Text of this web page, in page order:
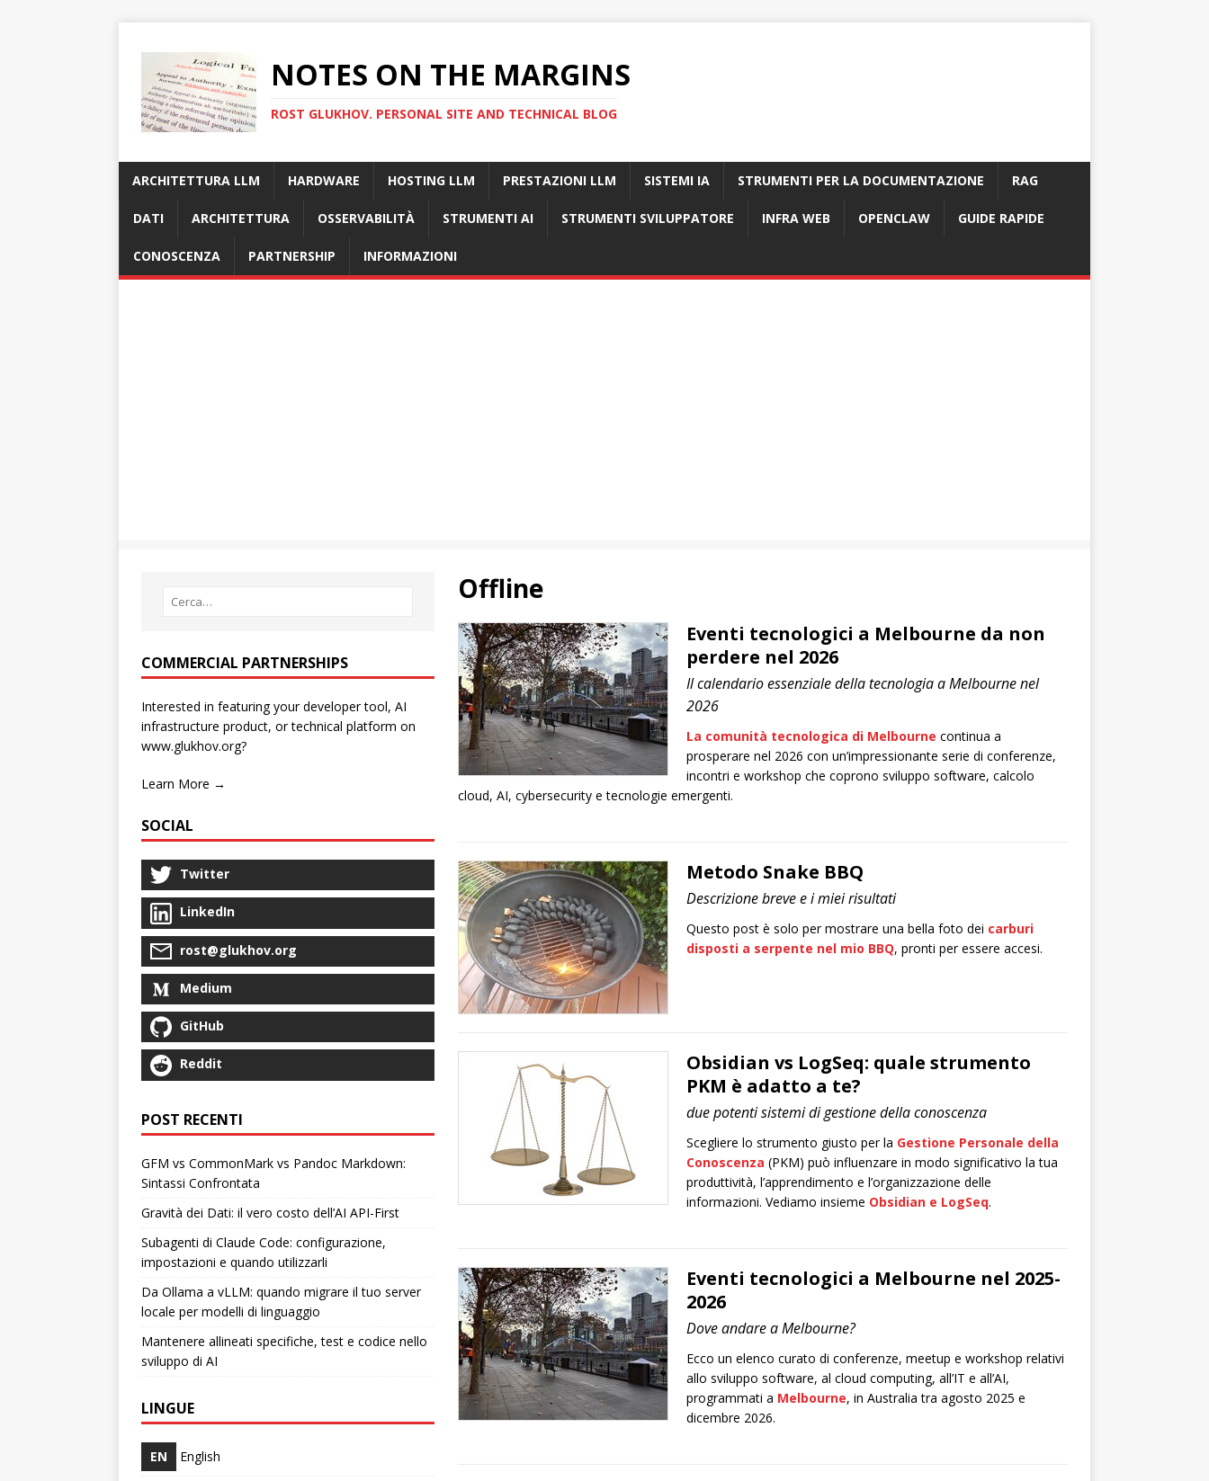
NOTES ON THE MARGINS
ROST GLUKHOV. PERSONAL SITE AND TECHNICAL BLOG
ARCHITETTURA LLM HARDWARE HOSTING LLM PRESTAZIONI LLM SISTEMI IA STRUMENTI PER LA DOCUMENTAZIONE RAG
DATI ARCHITETTURA OSSERVABILITÀ STRUMENTI AI STRUMENTI SVILUPPATORE INFRA WEB OPENCLAW GUIDE RAPIDE
CONOSCENZA PARTNERSHIP INFORMAZIONI
Offline
Eventi tecnologici a Melbourne da non
perdere nel 2026
Il calendario essenziale della tecnologia a Melbourne nel
2026
La comunità tecnologica di Melbourne continua a
prosperare nel 2026 con un’impressionante serie di conferenze,
incontri e workshop che coprono sviluppo software, calcolo
cloud, AI, cybersecurity e tecnologie emergenti.
Metodo Snake BBQ
Descrizione breve e i miei risultati
Questo post è solo per mostrare una bella foto dei carburi
disposti a serpente nel mio BBQ, pronti per essere accesi.
Obsidian vs LogSeq: quale strumento
PKM è adatto a te?
due potenti sistemi di gestione della conoscenza
Scegliere lo strumento giusto per la Gestione Personale della
Conoscenza (PKM) può influenzare in modo significativo la tua
produttività, l’apprendimento e l’organizzazione delle
informazioni. Vediamo insieme Obsidian e LogSeq.
Eventi tecnologici a Melbourne nel 2025-
2026
Dove andare a Melbourne?
Ecco un elenco curato di conferenze, meetup e workshop relativi
allo sviluppo software, al cloud computing, all’IT e all’AI,
programmati a Melbourne, in Australia tra agosto 2025 e
dicembre 2026.
COMMERCIAL PARTNERSHIPS
Interested in featuring your developer tool, AI
infrastructure product, or technical platform on
www.glukhov.org?
Learn More →
SOCIAL
Twitter
LinkedIn
rost@glukhov.org
Medium
GitHub
Reddit
POST RECENTI
GFM vs CommonMark vs Pandoc Markdown:
Sintassi Confrontata
Gravità dei Dati: il vero costo dell’AI API-First
Subagenti di Claude Code: configurazione,
impostazioni e quando utilizzarli
Da Ollama a vLLM: quando migrare il tuo server
locale per modelli di linguaggio
Mantenere allineati specifiche, test e codice nello
sviluppo di AI
LINGUE
EN English